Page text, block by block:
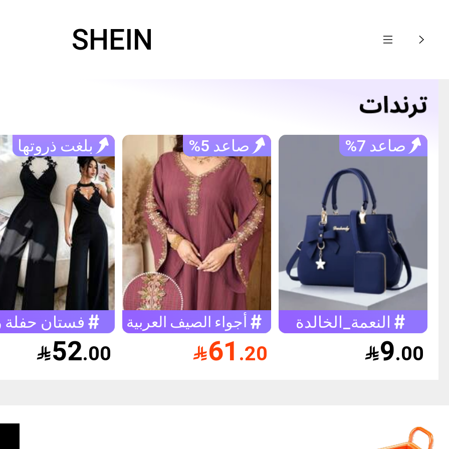
SHEIN
صاعد 7%
النعمة_الخالدة
9.00
صاعد 5%
أجواء الصيف العربية
61 .20
بلغت ذروتها
فستان حفلة
52.00